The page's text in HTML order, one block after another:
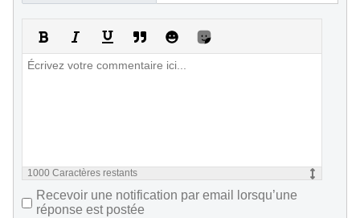
1000 Caractères restants
Recevoir une notification par email lorsqu’une
réponse est postée